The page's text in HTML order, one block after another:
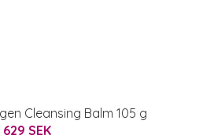
Cleansing Balm 105 g
629 SEK